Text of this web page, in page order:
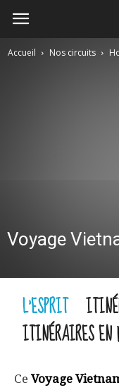
Accueil Nos circuits
Voyage
L'ESPRIT
ITINÉRAIRES
Ce Voyage